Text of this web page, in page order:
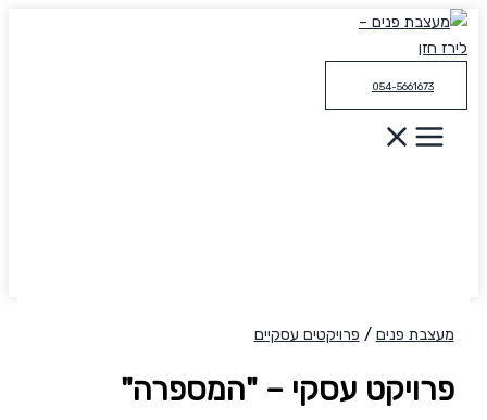
דילוג
לתוכן
054-5661673
מעצבת פנים / פרויקטים עסקיים
פרויקט עסקי – "המספרה"